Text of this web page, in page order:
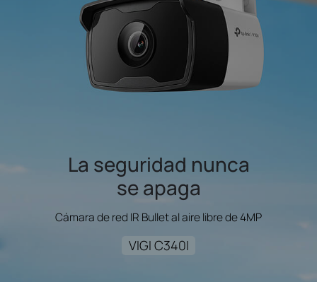
La seguridad nunca
se apaga
Cámara de red IR Bullet al aire libre de 4MP
VIGI C340I